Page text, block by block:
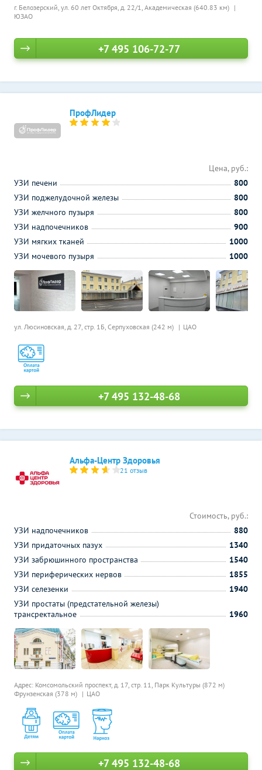
г. Белозерский, ул. 60 лет Октября, д. 22/1, Академическая (640.83 км)
ЮЗАО
+7 495 106-72-77
ПрофЛидер
ул. Люсиновская, д. 27, стр. 1Б, Серпуховская (242 м) ЦАО
Цена, руб.:
УЗИ печени
800
УЗИ поджелудочной железы
800
УЗИ желчного пузыря
800
УЗИ надпочечников
900
УЗИ мягких тканей
1000
УЗИ мочевого пузыря
1000
+7 495 132-48-68
Альфа-Центр Здоровья
21 отзыв
Адрес: Комсомольский проспект, д. 17, стр. 11, Парк Культуры (872 м)
Фрунзенская (378 м)
ЦАО
Стоимость, руб.:
УЗИ надпочечников
880
УЗИ придаточных пазух
1340
УЗИ забрюшинного пространства
1540
УЗИ периферических нервов
1855
УЗИ селезенки
1940
УЗИ простаты (предстательной железы)
трансректальное
1960
+7 495 132-48-68